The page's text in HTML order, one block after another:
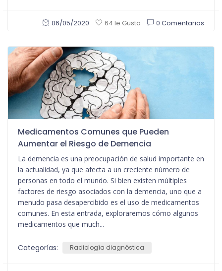
06/05/2020 64 le Gusta 0 Comentarios
Medicamentos Comunes que Pueden
Aumentar el Riesgo de Demencia
La demencia es una preocupación de salud importante en
la actualidad, ya que afecta a un creciente número de
personas en todo el mundo. Si bien existen múltiples
factores de riesgo asociados con la demencia, uno que a
menudo pasa desapercibido es el uso de medicamentos
comunes. En esta entrada, exploraremos cómo algunos
medicamentos que much...
Categorías: Radiología diagnóstica